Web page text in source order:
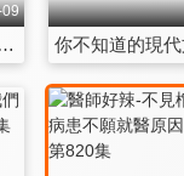
接力賽開跑？！ 第806集